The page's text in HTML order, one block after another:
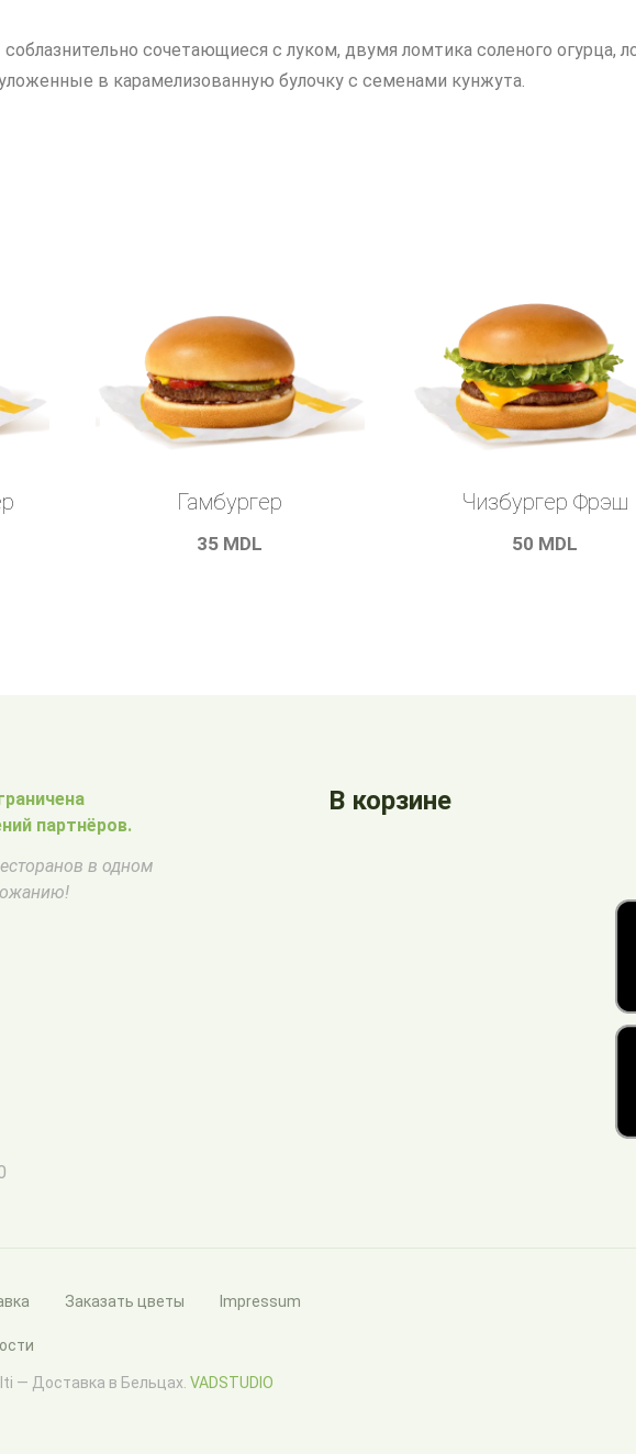
сочетающиеся с луком, двумя ломтика соленого огурца,
в карамелизованную булочку с семенами кунжута.
Гамбургер
35 MDL
Чизбургер Фрэш
50 MDL
партнёров.
в одном
В корзине
Заказать цветы Impressum
— Доставка в Бельцах. VADSTUDIO